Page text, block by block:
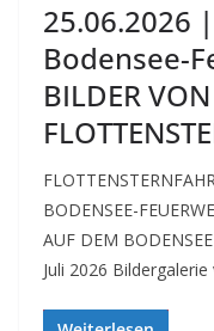
25.06.2026
Bodensee-
BILDER VON
BODENSEE-
AUF DEM
Juli 2026